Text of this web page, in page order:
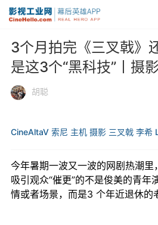
3个月拍完《三叉戟》
是这3个“黑科技”丨摄
胡聪
CineAltaV 索尼 主机 摄影 三叉戟 李希
今年暑期一波又一波的网剧热潮里
吸引观众“催更”的不是俊美的青年
情或者场景，而是3 个年近退休的